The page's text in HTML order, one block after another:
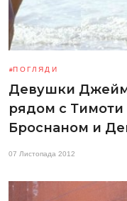
ПОГЛЯДИ
Девушки
рядом с
Броснаном и
07 Листопада 2012